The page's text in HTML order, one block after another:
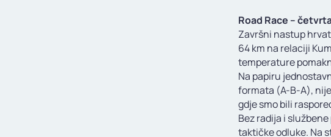
Road Race –
Završni nastup
64 km na relaciji
temperature
Na papiru
formata (A-B-A),
gdje smo bili
Bez radija i
taktičke odluke. Na